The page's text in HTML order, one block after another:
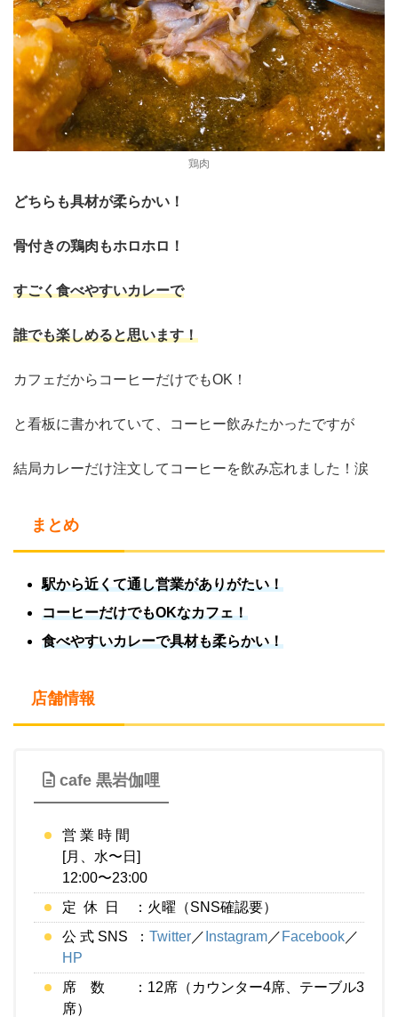
鶏肉
どちらも具材が柔らかい！
骨付きの鶏肉もホロホロ！
すごく食べやすいカレーで
誰でも楽しめると思います！
カフェだからコーヒーだけでもOK！
と看板に書かれていて、コーヒー飲みたかったですが
結局カレーだけ注文してコーヒーを飲み忘れました！涙
まとめ
駅から近くて通し営業がありがたい！
コーヒーだけでもOKなカフェ！
食べやすいカレーで具材も柔らかい！
店舗情報
cafe 黒岩伽哩
営 業 時 間
[月、水〜日]
12:00〜23:00
定 休 日 ：火曜（SNS確認要）
公 式 SNS ： Twitter／ Instagram／ Facebook／
HP
席 数 ：12席（カウンター4席、テーブル3
席）